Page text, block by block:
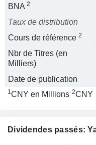
BNA 2
Taux de distribution
Cours de référence 2
Nbr de Titres (en
Milliers)
Date de publication
1CNY en Millions 2CNY
Dividendes passés: